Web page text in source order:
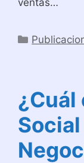
Categorías
¿Cuál